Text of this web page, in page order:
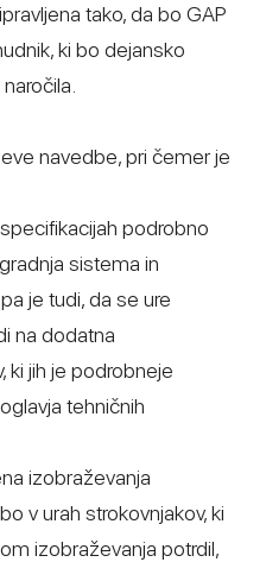
tako, da bo GAP
ki bo dejansko
navedbe, pri čemer je
podrobno
sistema in
je tudi, da se ure
na dodatna
ki jih je podrobneje
tehničnih
izobraževanja
v urah strokovnjakov, ki
izobraževanja potrdil,